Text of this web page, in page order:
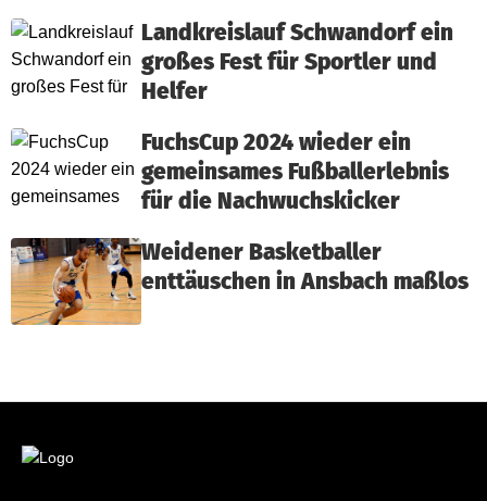
Landkreislauf Schwandorf ein
großes Fest für Sportler und
Helfer
FuchsCup 2024 wieder ein
gemeinsames Fußballerlebnis
für die Nachwuchskicker
Weidener Basketballer
enttäuschen in Ansbach maßlos